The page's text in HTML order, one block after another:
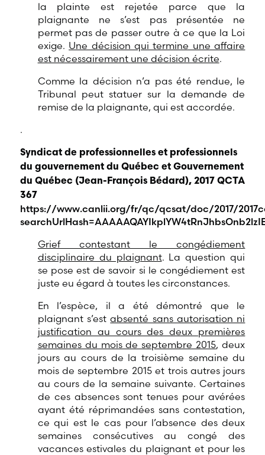
la plainte est rejetée parce que la
plaignante ne s’est pas présentée ne
permet pas de passer outre à ce que la Loi
exige. Une décision qui termine une affaire
est nécessairement une décision écrite.
Comme la décision n’a pas été rendue, le
Tribunal peut statuer sur la demande de
remise de la plaignante, qui est accordée.
.
Syndicat de professionnelles et professionnels
du gouvernement du Québec et Gouvernement
du Québec (Jean-François Bédard), 2017 QCTA
367
https://www.canlii.org/fr/qc/qcsat/doc/2017/
Grief contestant le congédiement
disciplinaire du plaignant. La question qui
se pose est de savoir si le congédiement est
juste eu égard à toutes les circonstances.
En l’espèce, il a été démontré que le
plaignant s’estabsenté sans autorisation ni
justification au cours des deux premières
semaines du mois de septembre 2015, deux
jours au cours de la troisième semaine du
mois de septembre 2015 et trois autres jours
au cours de la semaine suivante. Certaines
de ces absences sont tenues pour avérées
ayant été réprimandées sans contestation,
ce qui est le cas pour l’absence des deux
semaines consécutives au congé des
vacances estivales du plaignant et pour les